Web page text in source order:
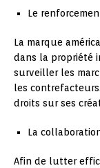
Le
La marque
dans la propriété
surveiller les
les
droits sur ses
La
Afin de lutter